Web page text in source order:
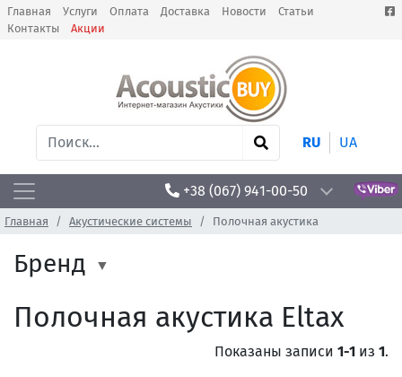
Главная Услуги Оплата Доставка Новости
Статьи
Контакты
Акции
RU UA
+38 (067) 941-00-50
Главная Акустические системы Полочная акустика
Бренд
Полочная акустика Eltax
Показаны записи 1-1 из 1.